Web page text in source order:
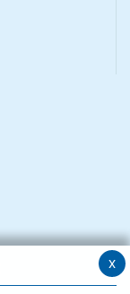
x